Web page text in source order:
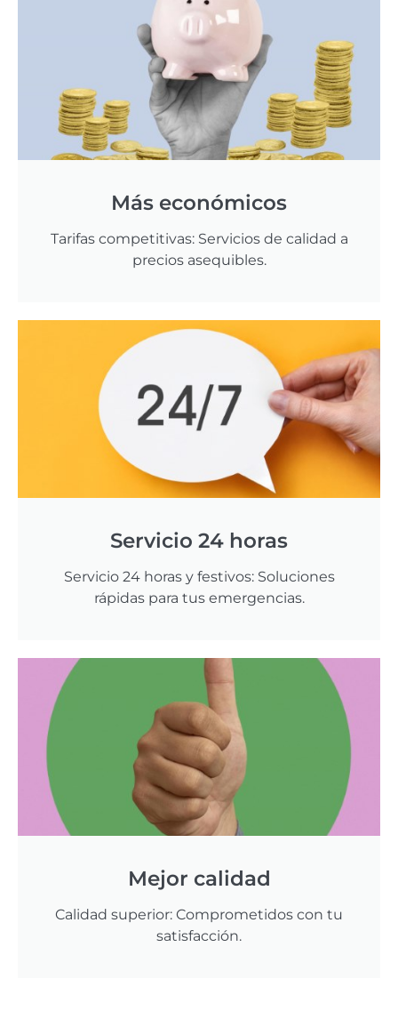
Más económicos
Tarifas competitivas: Servicios de calidad a
precios asequibles.
Servicio 24 horas
Servicio 24 horas y festivos: Soluciones
rápidas para tus emergencias.
Mejor calidad
Calidad superior: Comprometidos con tu
satisfacción.